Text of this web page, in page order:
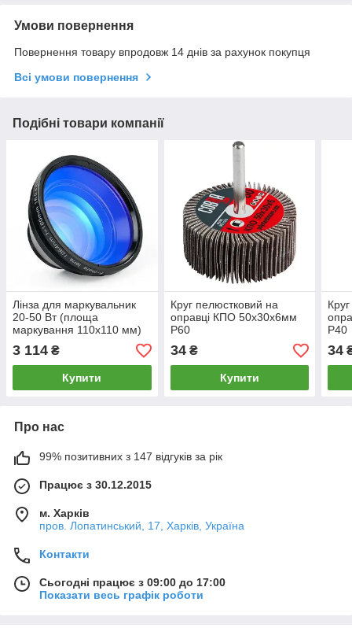
Умови повернення
Повернення товару впродовж 14 днів за рахунок покупця
Всі умови повернення
Подібні товари компанії
Лінза для маркувальник
20-50 Вт (площа
маркування 110х110 мм)
3 114 ₴
Купити
Круг пелюстковий на
оправці КПО 50х30х6мм
Р60
34₴
Купити
Р40
34
Про нас
99% позитивних з 147 відгуків за рік
Працює з 30.12.2015
м. Харків
пров. Лопатинський, 17, Харків, Україна
Контакти
Сьогодні працює з 09:00 до 17:00
Показати весь графік роботи